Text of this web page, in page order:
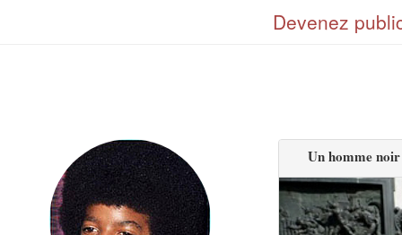
Devenez
Un homme